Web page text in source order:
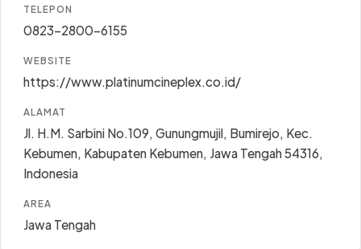
TELEPON
0823-2800-6155
WEBSITE
https://www.platinumcineplex.co.id/
ALAMAT
Jl. H.M. Sarbini No.109, Gunungmujil, Bumirejo, Kec.
Kebumen, Kabupaten Kebumen, Jawa Tengah 54316,
Indonesia
AREA
Jawa Tengah